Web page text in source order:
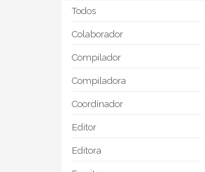
Todos
Colaborador
Compilador
Compiladora
Coordinador
Editor
Editora